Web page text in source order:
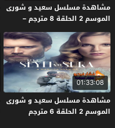
مشاهدة مسلسل سعيد و شورى
الموسم 2 الحلقة 8 مترجم –
الأخيرة
01:33:08
مشاهدة مسلسل سعيد و شورى
الموسم 2 الحلقة 6 مترجم